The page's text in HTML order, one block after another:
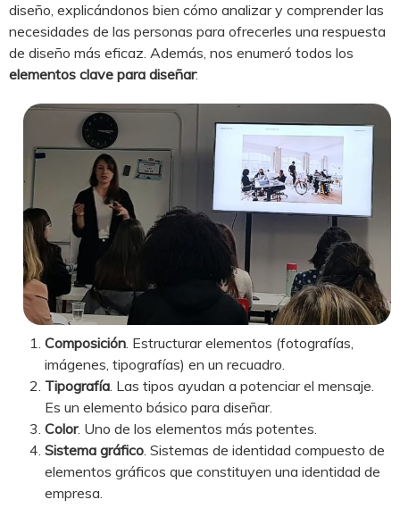
diseño, explicándonos bien cómo analizar y comprender las
necesidades de las personas para ofrecerles una respuesta
de diseño más eficaz. Además, nos enumeró todos los
elementos clave para diseñar:
Composición. Estructurar elementos (fotografías,
imágenes, tipografías) en un recuadro.
Tipografía. Las tipos ayudan a potenciar el mensaje.
Es un elemento básico para diseñar.
Color. Uno de los elementos más potentes.
Sistema gráfico. Sistemas de identidad compuesto de
elementos gráficos que constituyen una identidad de
empresa.